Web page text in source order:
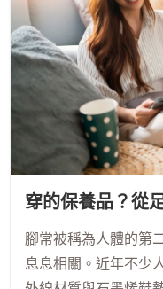
穿的保養品？從
腳常被稱為人體的第
息息相關。近年不少